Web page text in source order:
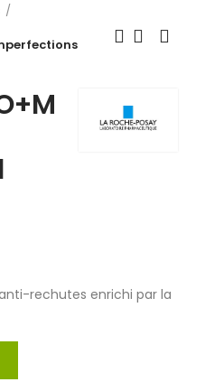
rechutes enrichi par la